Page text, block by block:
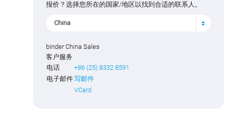
报价？选择您所在的国家/地区以找到合适的联系人。
China
binder China Sales
客户服务
电话
+86 (25) 8332 8591
电子邮件写邮件
VCard